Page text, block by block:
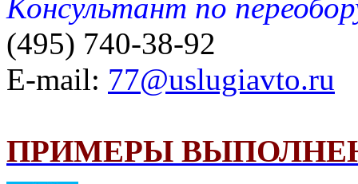
Консультант по
(495) 740-38-92
E-mail: 77@uslugiavto.ru
ПРИМЕРЫ